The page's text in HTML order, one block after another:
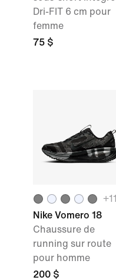
Dri-FIT 6 cm pour
femme
75 $
+11
Nike Vomero 18
Chaussure de
running sur route
pour homme
200 $